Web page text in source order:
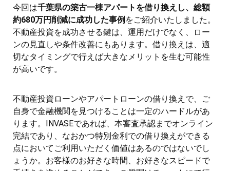
今回は千葉県の築古一棟アパートを借り換えし、総額
約680万円削減に成功した事例 をご紹介いたしました。
不動産投資を成功させる鍵は、運用だけでなく、ロー
ンの見直しや条件改善にもあります。借り換えは、適
切なタイミングで行えば大きなメリットを生む可能性
が高いです。
不動産投資ローンやアパートローンの借り換えで、ご
自身で金融機関を見つけることは一定のハードルがあ
ります。INVASEであれば、本審査承認までオンライン
完結であり、なおかつ特別金利での借り換えができる
点においてご利用いただく価値はあるのではないでし
ょうか。お客様のお好きな時間、お好きなスピードで